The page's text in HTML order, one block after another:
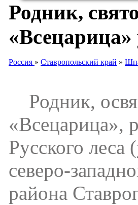
Родник,
«Всецарица»
Россия » Ставропольский край »
Родник,
«Всецарица»,
Русского
северо-
района